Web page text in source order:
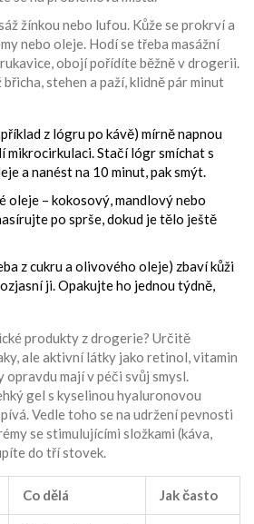
žínkou nebo lufou. Kůže se prokrví a
nebo oleje. Hodí se třeba masážní
obojí pořídíte běžně v drogerii.
břicha, stehen a paží, klidně pár minut
z lógru po kávě) mírně napnou
mikrocirkulaci. Stačí lógr smíchat s
a nanést na 10 minut, pak smýt.
oleje – kokosový, mandlový nebo
po sprše, dokud je tělo ještě
z cukru a olivového oleje) zbaví kůži
ji. Opakujte ho jednou týdně,
produkty z drogerie? Určitě
ale aktivní látky jako retinol, vitamin
opravdu mají v péči svůj smysl.
gel s kyselinou hyaluronovou
Vedle toho se na udržení pevnosti
se stimulujícími složkami (káva,
do tří stovek.
Co dělá Jak často